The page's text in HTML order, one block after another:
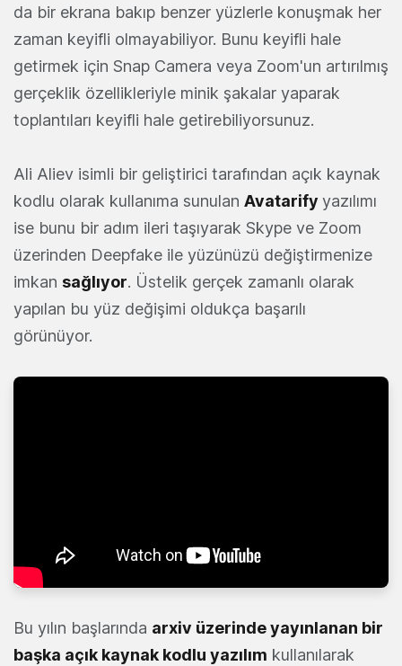
da bir ekrana bakıp benzer yüzlerle konuşmak her
zaman keyifli olmayabiliyor. Bunu keyifli hale
getirmek için Snap Camera veya Zoom'un artırılmış
gerçeklik özellikleriyle minik şakalar yaparak
toplantıları keyifli hale getirebiliyorsunuz.
Ali Aliev isimli bir geliştirici tarafından açık kaynak
kodlu olarak kullanıma sunulan Avatarify yazılımı
ise bunu bir adım ileri taşıyarak Skype ve Zoom
üzerinden Deepfake ile yüzünüzü değiştirmenize
imkan sağlıyor. Üstelik gerçek zamanlı olarak
yapılan bu yüz değişimi oldukça başarılı
görünüyor.
Bu yılın başlarında arxiv üzerinde yayınlanan bir
başka açık kaynak kodlu yazılım kullanılarak